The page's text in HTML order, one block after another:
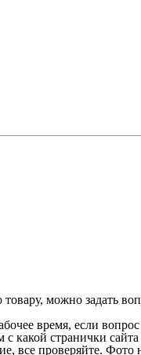
можно задать
время, если
с какой странички
все проверяйте. Фото